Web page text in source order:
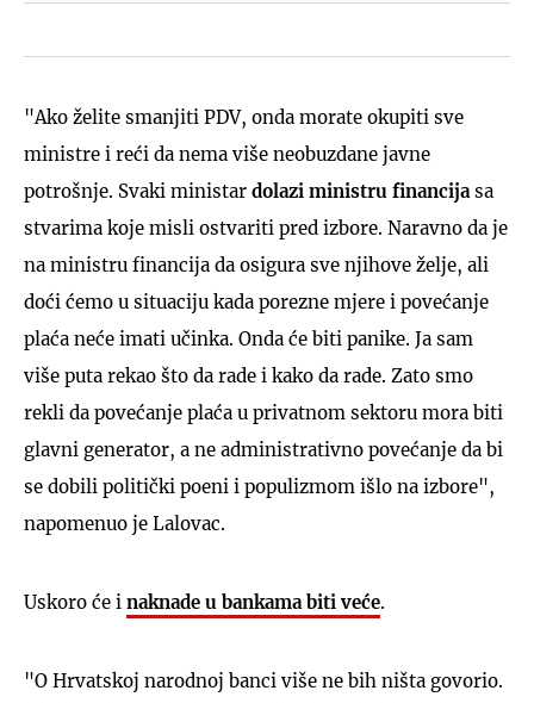
"Ako želite smanjiti PDV, onda morate okupiti sve
ministre i reći da nema više neobuzdane javne
potrošnje. Svaki ministar dolazi ministru financija sa
stvarima koje misli ostvariti pred izbore. Naravno da je
na ministru financija da osigura sve njihove želje, ali
doći ćemo u situaciju kada porezne mjere i povećanje
plaća neće imati učinka. Onda će biti panike. Ja sam
više puta rekao što da rade i kako da rade. Zato smo
rekli da povećanje plaća u privatnom sektoru mora biti
glavni generator, a ne administrativno povećanje da bi
se dobili politički poeni i populizmom išlo na izbore",
napomenuo je Lalovac.
Uskoro će i naknade u bankama biti veće.
"O Hrvatskoj narodnoj banci više ne bih ništa govorio.